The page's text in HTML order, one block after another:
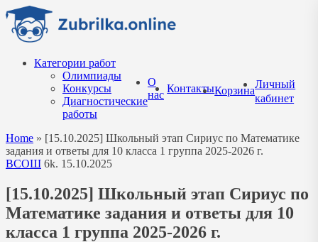
Перейти
содержанию
Категории работ
Олимпиады
Конкурсы
Диагностические
работы
О
нас
КонтактыКорзина
Личный
кабинет
Home » [15.10.2025] Школьный этап Сириус по Математике
задания и ответы для 10 класса 1 группа 2025-2026 г.
ВСОШ 6k. 15.10.2025
[15.10.2025] Школьный этап Сириус по
Математике задания и ответы для 10
класса 1 группа 2025-2026 г.